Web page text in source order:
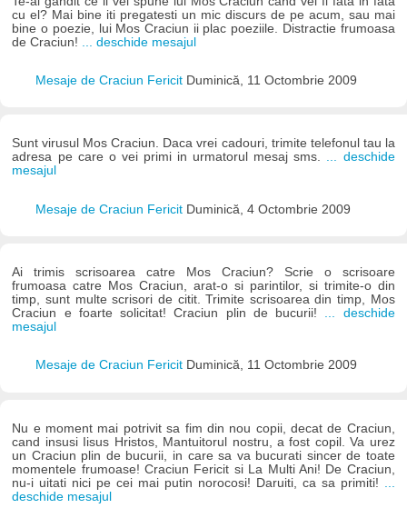
cu el? Mai bine iti pregatesti un mic discurs de pe acum, sau mai
bine o poezie, lui Mos Craciun ii plac poeziile. Distractie frumoasa
de Craciun!
... deschide mesajul
Mesaje de Craciun Fericit Duminică, 11 Octombrie 2009
Sunt virusul Mos Craciun. Daca vrei cadouri, trimite telefonul tau la
adresa pe care o vei primi in urmatorul mesaj sms. ... deschide
mesajul
Mesaje de Craciun Fericit Duminică, 4 Octombrie 2009
Ai trimis scrisoarea catre Mos Craciun? Scrie o scrisoare
frumoasa catre Mos Craciun, arat-o si parintilor, si trimite-o din
timp, sunt multe scrisori de citit. Trimite scrisoarea din timp, Mos
Craciun e foarte solicitat! Craciun plin de bucurii! ... deschide
mesajul
Mesaje de Craciun Fericit Duminică, 11 Octombrie 2009
Nu e moment mai potrivit sa fim din nou copii, decat de Craciun,
cand insusi Iisus Hristos, Mantuitorul nostru, a fost copil. Va urez
un Craciun plin de bucurii, in care sa va bucurati sincer de toate
momentele frumoase! Craciun Fericit si La Multi Ani! De Craciun,
nu-i uitati nici pe cei mai putin norocosi! Daruiti, ca sa primiti!
deschide mesajul